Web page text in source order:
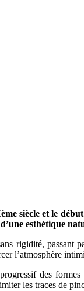
siècle et le
esthétique
rigidité, passant
l’atmosphère
des
les traces de